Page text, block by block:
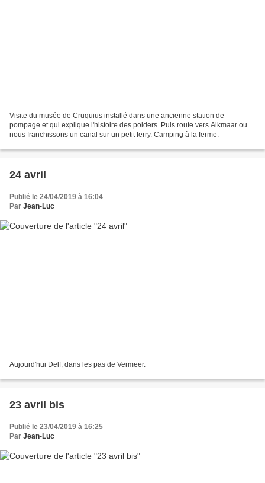
Visite du musée de Cruquius installé dans une ancienne station de
pompage et qui explique l'histoire des polders. Puis route vers Alkmaar ou
nous franchissons un canal sur un petit ferry. Camping à la ferme.
24 avril
Publié le 24/04/2019 à 16:04
Par Jean-Luc
Aujourd'hui Delf, dans les pas de Vermeer.
23 avril bis
Publié le 23/04/2019 à 16:25
Par Jean-Luc